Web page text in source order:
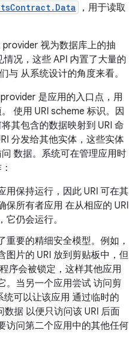
，用于读取
视为数据库上的抽
况，这些 API 内置了大量的
与 从系统设计的角度来看。
是应用的入口点，用
使用 URI scheme 标识。因
其包含的数据映射到 URI 命
分发给其他实体，这些实体
数据。系统可在管理应用时
用保持运行，因此 URI 可在其
保所有者应用 在从相应的 URI
仍会运行。
重要的精细安全模型。例如，
图片的 URI 放到剪贴板中，但
序会被锁定，这样其他应用
。当另一个应用尝试 访问剪
统可以让该应用 通过临时的
数据 以便只访问该 URI 后面
访问第二个应用中的其他任何